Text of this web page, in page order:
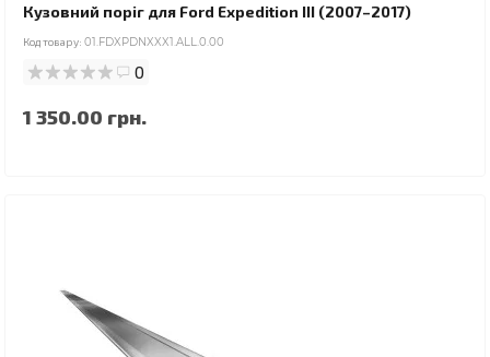
Кузовний поріг для Ford Expedition III (2007–2017)
Код товару: 01.FDXPDNXXX1.ALL.0.00
0
1 350.00 грн.